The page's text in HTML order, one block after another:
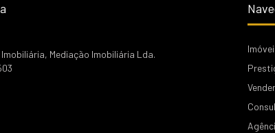
Mediação Imobiliária Lda.
Vender